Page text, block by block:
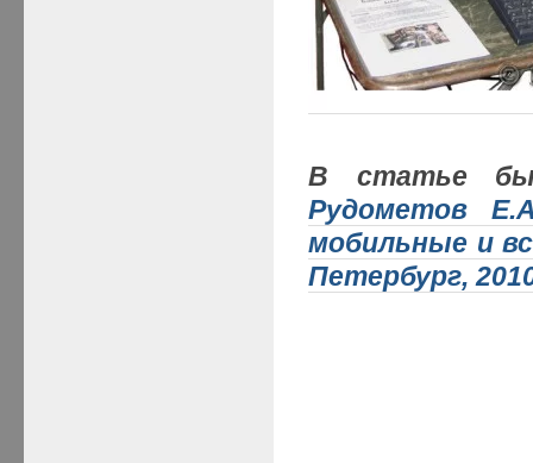
В статье
Рудометов
мобильные и
Петербург,